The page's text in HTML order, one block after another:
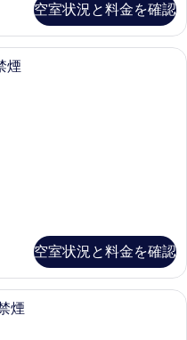
空室状況と料金を確認
毛の掛け布団、セーフティボック
煙
空室状況と料金を確認
毛の掛け布団、セーフティボック
煙